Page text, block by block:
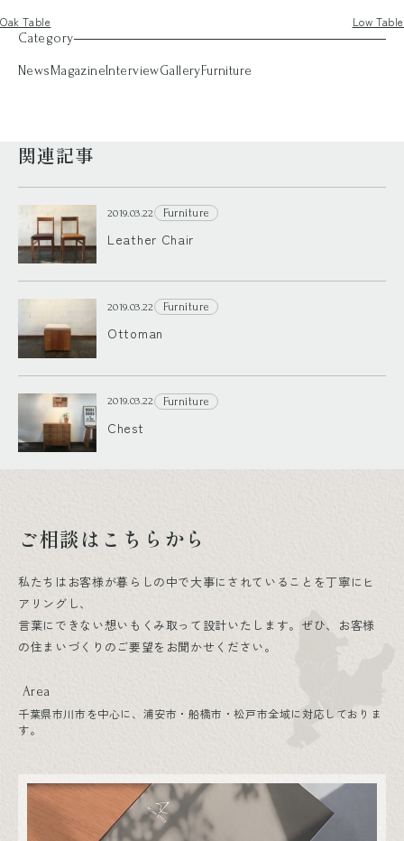
Oak Table
Low Table
Category
NewsMagazineInterviewGalleryFurniture
関連記事
2019.03.22 Furniture
Leather Chair
2019.03.22 Furniture
Ottoman
2019.03.22 Furniture
Chest
ご相談はこちらから
私たちはお客様が暮らしの中で大事にされていることを丁寧にヒ
アリングし、
言葉にできない想いもくみ取って設計いたします。ぜひ、お客様
の住まいづくりのご要望をお聞かせください。
Area
千葉県市川市を中心に、浦安市・船橋市・松戸市全域に対応しておりま
す。